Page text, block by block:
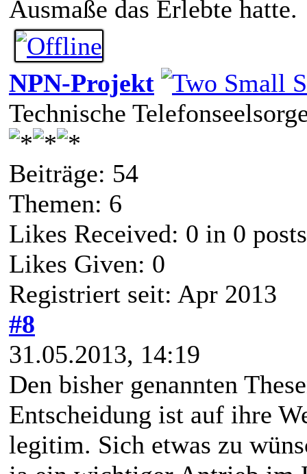
Ausmaße das Erlebte hatte.
NPN-Projekt
Technische
Beiträge: 54
Themen: 6
Likes Received: 0 in 0 posts
Likes Given: 0
Registriert seit: Apr 2013
#8
31.05.2013, 14:19
Den bisher genannten
Entscheidung ist auf ihre
legitim. Sich etwas zu